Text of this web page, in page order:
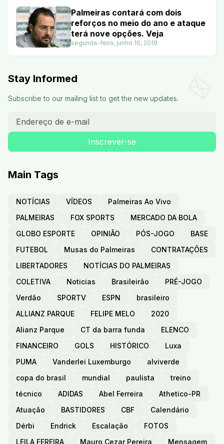
Palmeiras contará com dois
reforços no meio do ano e ataque
terá nove opções. Veja
segunda-feira, junho 10, 2019
Stay Informed
Subscribe to our mailing list to get the new updates.
Main Tags
NOTÍCIAS VÍDEOS
Palmeiras Ao Vivo
PALMEIRAS
FOX SPORTS
MERCADO DA BOLA
GLOBO ESPORTE
OPINIÃO PÓS-JOGO
BASE
FUTEBOL
Musas do Palmeiras
CONTRATAÇÕES
LIBERTADORES
NOTÍCIAS DO PALMEIRAS
COLETIVA
Noticias Brasileirão
PRÉ-JOGO
Verdão
SPORTV ESPN
brasileiro
ALLIANZ PARQUE
FELIPE MELO
2020
Alianz Parque
CT da barra funda
ELENCO
FINANCEIRO
GOLS HISTÓRICO
Luxa
PUMA
Vanderlei Luxemburgo
alviverde
copa do brasil
mundial paulista
treino
técnico
ADIDAS Abel Ferreira
Athetico-PR
Atuação
BASTIDORES CBF
Calendário
Dérbi
Endrick Escalação
FOTOS
LEILA FEREIRA
Mauro Cezar Pereira
Mensagem